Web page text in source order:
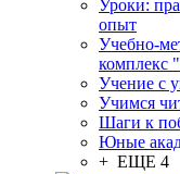
Уроки:
опыт
Учебно-
комплекс
Учение с
Учимся
Шаги к
Юные
+ ЕЩЕ 4